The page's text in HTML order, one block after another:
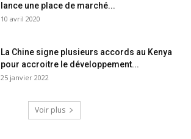
lance une place de marché...
10 avril 2020
La Chine signe plusieurs accords au Kenya
pour accroitre le développement...
25 janvier 2022
Voir plus